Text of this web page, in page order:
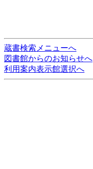
蔵書検索メニューへ
図書館からのお知らせへ
利用案内表示館選択へ